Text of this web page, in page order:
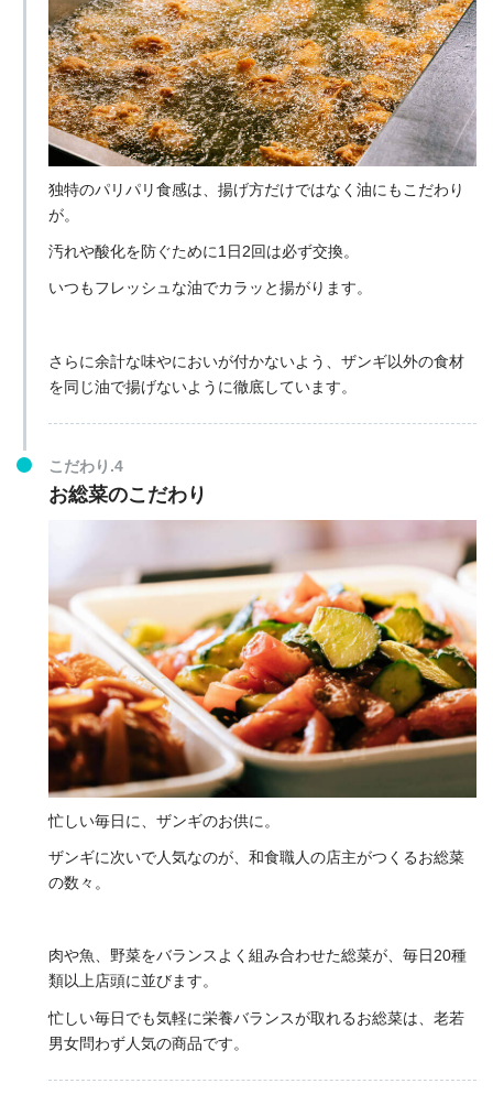
独特のパリパリ食感は、揚げ方だけではなく油にもこだわり
が。
汚れや酸化を防ぐために1日2回は必ず交換。
いつもフレッシュな油でカラッと揚がります。
さらに余計な味やにおいが付かないよう、ザンギ以外の食材
を同じ油で揚げないように徹底しています。
こだわり.4
お総菜のこだわり
忙しい毎日に、ザンギのお供に。
ザンギに次いで人気なのが、和食職人の店主がつくるお総菜
の数々。
肉や魚、野菜をバランスよく組み合わせた総菜が、毎日20種
類以上店頭に並びます。
忙しい毎日でも気軽に栄養バランスが取れるお総菜は、老若
男女問わず人気の商品です。